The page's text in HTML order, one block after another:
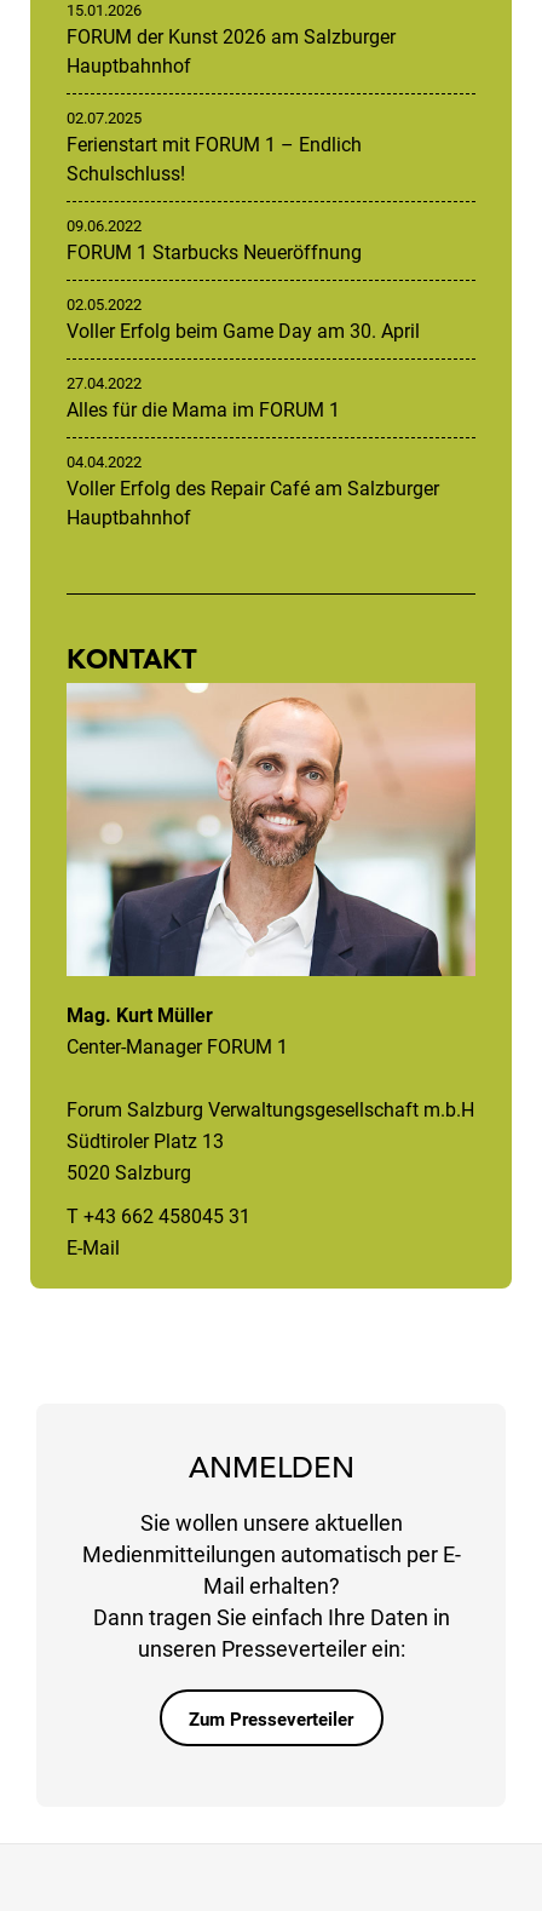
15.01.2026
FORUM der Kunst 2026 am Salzburger
Hauptbahnhof
02.07.2025
Ferienstart mit FORUM 1 – Endlich
Schulschluss!
09.06.2022
FORUM 1 Starbucks Neueröffnung
02.05.2022
Voller Erfolg beim Game Day am 30. April
27.04.2022
Alles für die Mama im FORUM 1
04.04.2022
Voller Erfolg des Repair Café am Salzburger
Hauptbahnhof
KONTAKT
Mag. Kurt Müller
Center-Manager FORUM 1
Forum Salzburg Verwaltungsgesellschaft m.b.H
Südtiroler Platz 13
5020 Salzburg
T +43 662 458045 31
E-Mail
ANMELDEN
Sie wollen unsere aktuellen
Medienmitteilungen automatisch per E-
Mail erhalten?
Dann tragen Sie einfach Ihre Daten in
unseren Presseverteiler ein:
Zum Presseverteiler